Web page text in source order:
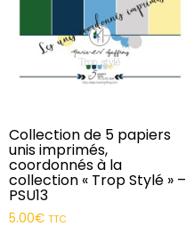
Collection de 5 papiers
unis imprimés,
coordonnés à la
collection « Trop Stylé » –
PSU13
5.00€ TTC